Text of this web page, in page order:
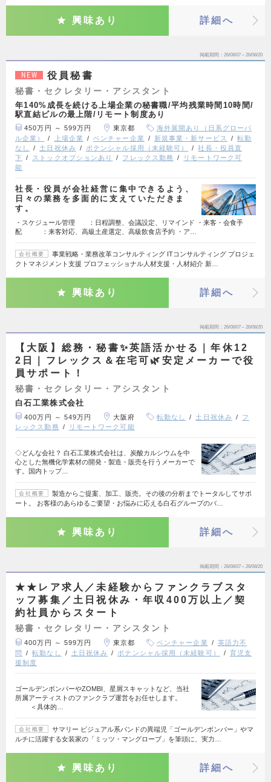
興味あり 詳細へ
掲載期間 26/08/07～26/08/20
NEW 役員秘書
秘書・セクレタリー・アシスタント
年140%成長を続ける上場企業の秘書職/平均残業時間10時間/
駅直結ビルの最上階/リモート制度あり
450万円 ～ 599万円 東京都
海外展開あり（日系グローバ
ル企業）
上場企業 ベンチャー企業 新規事業・新サービス
転勤
なし
土日祝休み ポテンシャル採用（未経験可）
社長・役員直
下
ストックオプションあり フレックス勤務
リモートワーク可
能
社長・役員が会社経営に集中できるよう、
日々の業務を多面的に支えていただきま
す。
・スケジュール管理 ：日程調整、会議設定、リマインド ・来客・会食手
配 ：来客対応、高級土産選定、高級飲食店予約 ・ア…
会社概要
事業戦略・業務改革コンサルティング ITコンサルティング プロジェ
クトマネジメント支援 プロフェッショナル人材支援・人材紹介 新…
興味あり 詳細へ
掲載期間 26/08/07～26/08/20
【大阪】総務・秘書✨英語活かせる｜年休12
2日｜フレックス＆在宅可🌿安定メーカーで役
員サポート！
秘書・セクレタリー・アシスタント
白石工業株式会社
400万円 ～ 549万円 大阪府 転勤なし 土日祝休み
フ
レックス勤務
リモートワーク可能
◇どんな会社？ 白石工業株式会社は、炭酸カルシウムを中
心とした無機化学素材の開発・製造・販売を行うメーカーで
す。国内トップ…
会社概要
製造からご提案、加工、販売。その後の分析までトータルしてサポ
ート。 お客様のあらゆるご要望・お悩みに応える白石グループのバ…
興味あり 詳細へ
掲載期間 26/08/07～26/08/20
★★レア求人／未経験からファンクラブスタ
ッフ募集／土日祝休み・年収400万以上／契
約社員からスタート
秘書・セクレタリー・アシスタント
400万円 ～ 599万円 東京都 ベンチャー企業
英語力不
問
転勤なし 土日祝休み ポテンシャル採用（未経験可）
育児支
援制度
ゴールデンボンバーやZOMBI、星屑スキャットなど、当社
所属アーティストのファンクラブ運営をお任せします。
＜具体的…
会社概要
サマリー ビジュアル系バンドの異端児「ゴールデンボンバー」やマ
ルチに活躍する女装家の「ミッツ・マングローブ」を筆頭に、実力…
興味あり 詳細へ